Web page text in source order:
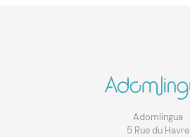
Adomlingua
5 Rue du Havre